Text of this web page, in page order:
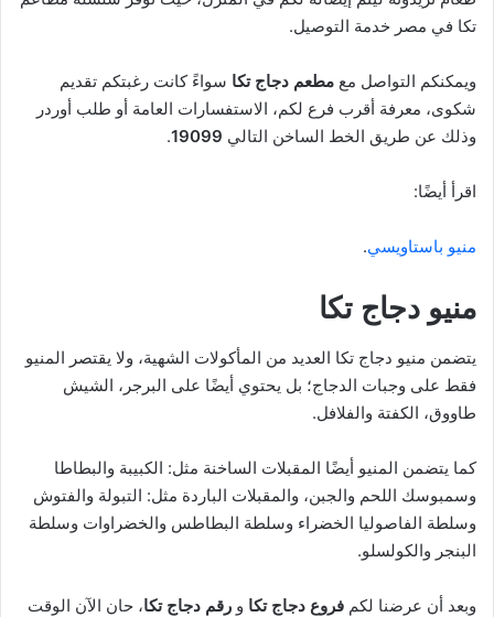
تكا في مصر خدمة التوصيل.
ويمكنكم التواصل مع مطعم دجاج تكا سواءً كانت رغبتكم تقديم
شكوى، معرفة أقرب فرع لكم، الاستفسارات العامة أو طلب أوردر
وذلك عن طريق الخط الساخن التالي 19099
.
اقرأ أيضًا:
منيو باستاويسي.
منيو دجاج تكا
يتضمن منيو دجاج تكا العديد من المأكولات الشهية، ولا يقتصر المنيو
فقط على وجبات الدجاج؛ بل يحتوي أيضًا على البرجر، الشيش
طاووق، الكفتة والفلافل.
كما يتضمن المنيو أيضًا المقبلات الساخنة مثل: الكبيبة والبطاطا
وسمبوسك اللحم والجبن، والمقبلات الباردة مثل: التبولة والفتوش
وسلطة الفاصوليا الخضراء وسلطة البطاطس والخضراوات وسلطة
البنجر والكولسلو.
وبعد أن عرضنا لكم فروع دجاج تكا و رقم دجاج تكا، حان الآن الوقت